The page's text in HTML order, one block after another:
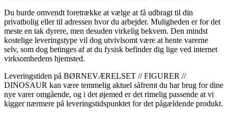
Du burde omvendt foretrække at vælge at få udbragt til din
privatbolig eller til adressen hvor du arbejder. Muligheden er for det
meste en tak dyrere, men desuden virkelig bekvem. Den mindst
kostelige leveringstype vil dog utvivlsomt være at hente varerne
selv, som dog betinges af at du fysisk befinder dig lige ved internet
virksomhedens hjemsted.
Leveringstiden på BØRNEVÆRELSET // FIGURER //
DINOSAUR kan være temmelig aktuel såfremt du har brug for dine
nye varer omgående, og i det øjemed er det rimelig passende at vi
kigger nærmere på leveringstidspunktet for det pågældende produkt.